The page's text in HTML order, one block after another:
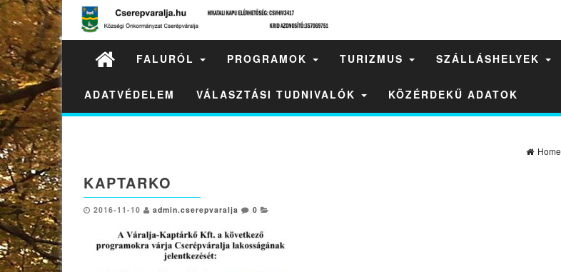
FALURÓL PROGRAMOK TURIZMUS SZÁLLÁSHELYEK
ADATVÉDELEM VÁLASZTÁSI TUDNIVALÓK KÖZÉRDEKŰ ADATOK
Home
KAPTARKO
2016-11-10 admin.cserepvaralja 0